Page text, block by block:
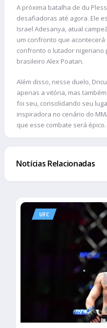
A próxima batalha de du
desafiadoras até agora. Ele
Israel Adesanya, atual
um confronto que
confronto o lutador
brasileiro Alex Poatan.
Além disso, nesse duelo,
apenas a vitória, mas
foi seu, consolidando seu
inspiradora no cenário do
que esse combate será épico.
Notícias Relacionadas
UFC